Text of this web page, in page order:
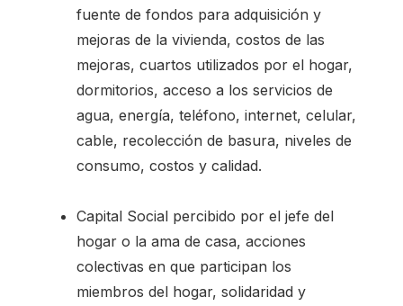
fuente de fondos para adquisición y
mejoras de la vivienda, costos de las
mejoras, cuartos utilizados por el hogar,
dormitorios, acceso a los servicios de
agua, energía, teléfono, internet, celular,
cable, recolección de basura, niveles de
consumo, costos y calidad.
Capital Social percibido por el jefe del
hogar o la ama de casa, acciones
colectivas en que participan los
miembros del hogar, solidaridad y